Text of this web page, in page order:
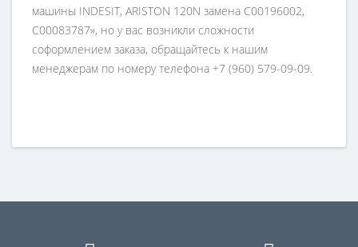
машины INDESIT, ARISTON 120N замена C00196002,
C00083787», но у вас возникли сложности
соформлением заказа, обращайтесь к нашим
менеджерам по номеру телефона +7 (960) 579-09-09.